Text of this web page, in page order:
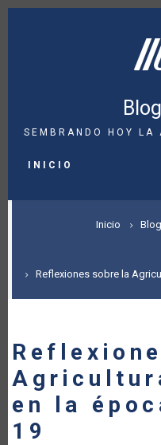
Pasar
SEMBRANDO HOY LA
NAVIGATION
INICIO
DE
A
LA
Inicio
Reflexiones sobre la
en la
19